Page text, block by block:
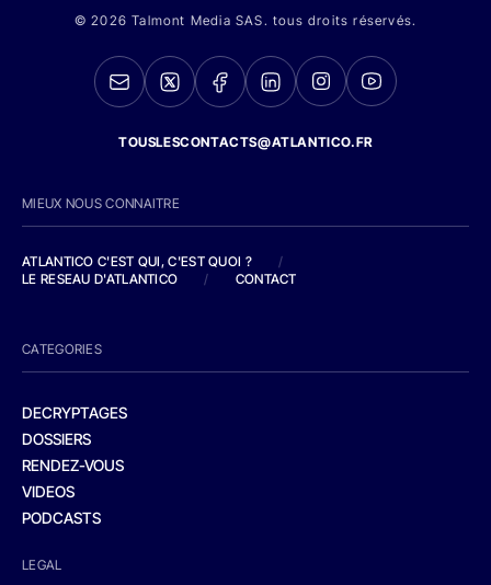
© 2026 Talmont Media SAS. tous droits réservés.
TOUSLESCONTACTS@ATLANTICO.FR
MIEUX NOUS CONNAITRE
ATLANTICO C'EST QUI, C'EST QUOI ?
/
LE RESEAU D'ATLANTICO
/ CONTACT
CATEGORIES
DECRYPTAGES
DOSSIERS
RENDEZ-VOUS
VIDEOS
PODCASTS
LEGAL